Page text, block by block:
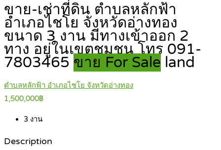
ขาย-เช่าที่ดิน ตำบลหลักฟ้า
อำเภอไชโย จังหวัดอ่างทอง
ขนาด 3 งาน มีทางเข้าออก 2
ทาง อยู่ในเขตชุมชน โทร 091-
7803465 ขาย For Sale land
ตำบลหลักฟ้า อำเภอไชโย จังหวัดอ่างทอง
1,500,000฿
3 งาน
Description